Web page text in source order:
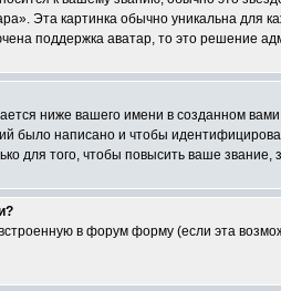
Эта картинка обычно уникальна для
поддержка аватар, то это решение
ниже вашего имени в созданном
было написано и чтобы
для того, чтобы повысить ваше
в форум форму (если эта